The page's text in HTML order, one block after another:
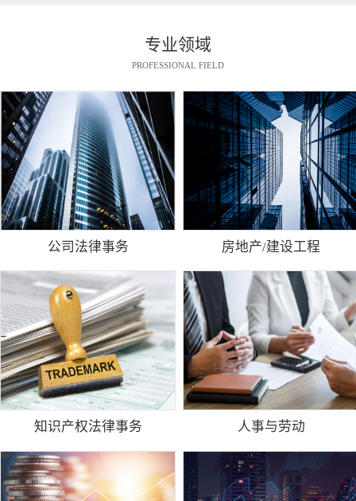
专业领域
PROFESSIONAL FIELD
公司法律事务 房地产/建设工程
知识产权法律事务 人事与劳动